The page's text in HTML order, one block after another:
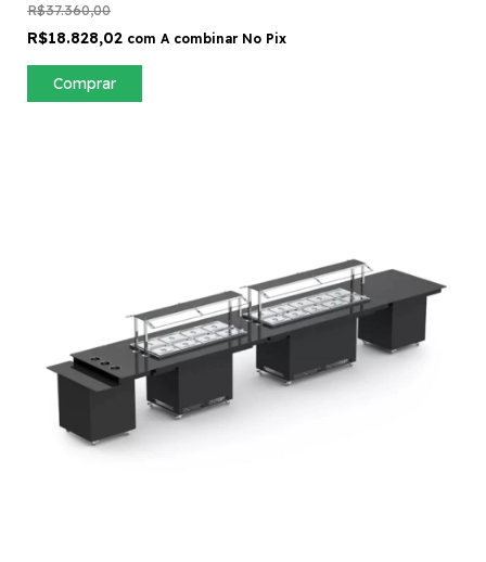
R$37.360,00
R$18.828,02 com A combinar No Pix
Comprar